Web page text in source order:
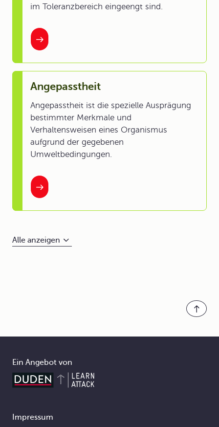
im Toleranzbereich eingeengt sind.
Angepasstheit
Angepasstheit ist die spezielle Ausprägung
bestimmter Merkmale und
Verhaltensweisen eines Organismus
aufgrund der gegebenen
Umweltbedingungen.
Alle anzeigen
Ein Angebot von
Footer
Impressum